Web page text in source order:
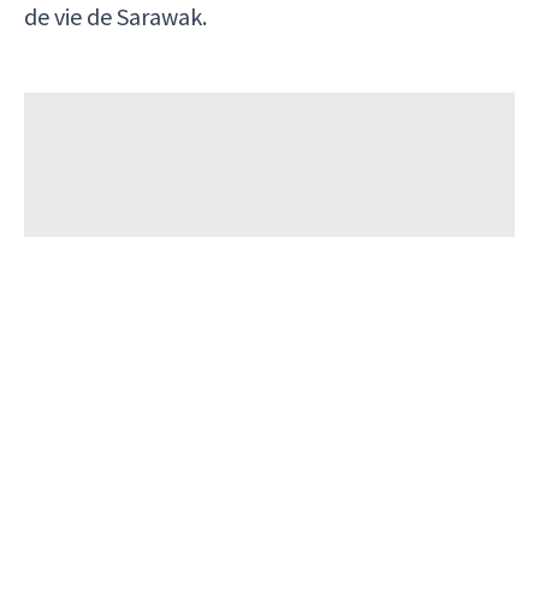
de vie de Sarawak.